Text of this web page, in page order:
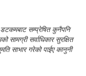
सम्प्रेषित कुनैपनि
सामग्री सर्वाधिकार सुरक्षित
साभार गरेको पाईए कानुनी